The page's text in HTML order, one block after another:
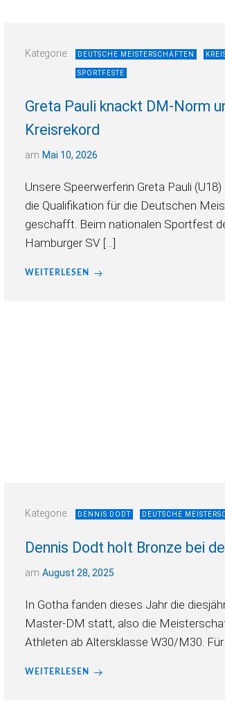
Kategorie: DEUTSCHE MEISTERSCHAFTEN
SPORTFESTE
Greta Pauli knackt DM-Norm
Kreisrekord
am Mai 10, 2026
Unsere Speerwerferin Greta Pauli
die Qualifikation für die Deutschen
geschafft. Beim nationalen Sportfest
Hamburger SV […]
WEITERLESEN
Kategorie: DENNIS DODT DEUTSCHE
Dennis Dodt holt Bronze bei
am August 28, 2025
In Gotha fanden dieses Jahr die
Master-DM statt, also die
Athleten ab Altersklasse W30/M30.
WEITERLESEN